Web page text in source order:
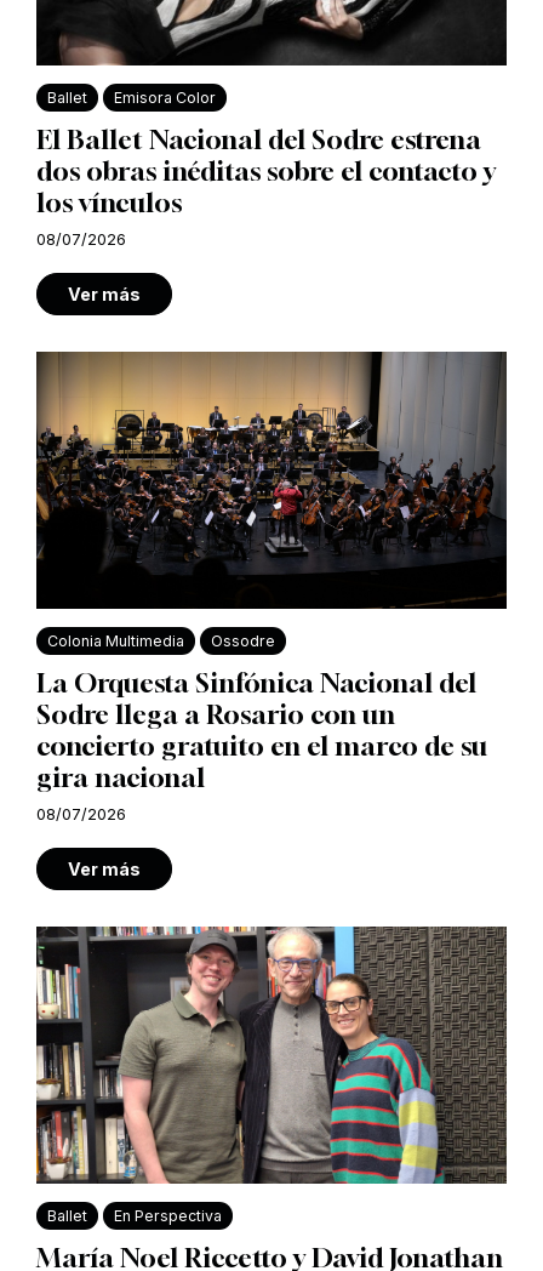
Ballet Emisora Color
El Ballet Nacional del Sodre estrena
dos obras inéditas sobre el contacto y
los vínculos
08/07/2026
Ver más
Colonia Multimedia Ossodre
La Orquesta Sinfónica Nacional del
Sodre llega a Rosario con un
concierto gratuito en el marco de su
gira nacional
08/07/2026
Ver más
Ballet En Perspectiva
María Noel Riccetto y David Jonathan